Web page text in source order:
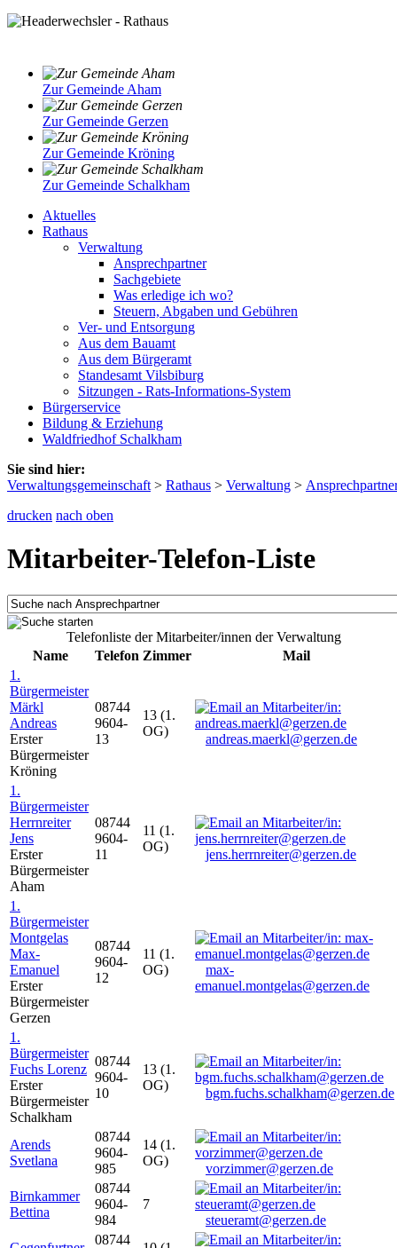
Zur Gemeinde Aham
Zur Gemeinde Gerzen
Zur Gemeinde Kröning
Zur Gemeinde Schalkham
Aktuelles
Rathaus
Verwaltung
Ansprechpartner
Sachgebiete
Was erledige ich wo?
Steuern, Abgaben und Gebühren
Ver- und Entsorgung
Aus dem Bauamt
Aus dem Bürgeramt
Standesamt Vilsbiburg
Sitzungen - Rats-Informations-System
Bürgerservice
Bildung & Erziehung
Waldfriedhof Schalkham
Sie sind hier:
Verwaltungsgemeinschaft > Rathaus > Verwaltung >
drucken nach oben
Mitarbeiter-Telefon-Liste
Telefonliste der Mitarbeiter/innen der Verwaltung
Name
Telefon Zimmer
Mail
1.
Bürgermeister
Märkl
Andreas
Erster
Bürgermeister
Kröning
08744
9604-
13
13 (1.
OG)
andreas.maerkl@gerzen.de
1.
Bürgermeister
Herrnreiter
Jens
Erster
Bürgermeister
Aham
08744
9604-
11
11 (1.
OG)
jens.herrnreiter@gerzen.de
1.
Bürgermeister
Montgelas
Max-
Emanuel
Erster
Bürgermeister
Gerzen
08744
9604-
12
11 (1.
OG)
max-
emanuel.montgelas@gerzen.de
1.
Bürgermeister
Fuchs Lorenz
Erster
Bürgermeister
Schalkham
08744
9604-
10
13 (1.
OG)
bgm.fuchs.schalkham@gerzen.de
Arends
Svetlana
08744
9604-
985
14 (1.
OG)
vorzimmer@gerzen.de
Birnkammer
Bettina
08744
9604-
984
7
steueramt@gerzen.de
08744